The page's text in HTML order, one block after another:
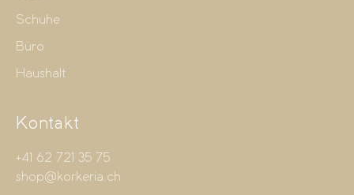
Schuhe
Büro
Haushalt
Kontakt
+41 62 721 35 75
shop@korkeria.ch